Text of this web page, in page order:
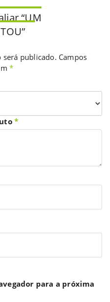
“UM
será publicado. Campos
*
*
para a próxima